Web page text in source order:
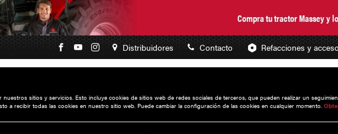
Compra tu tractor Massey y
Distribuidores Contacto Refacciones y
nuestros sitios y servicios. Esto incluye cookies de sitios web de redes sociales de terceros, que pueden realizar un
a recibir todas las cookies en nuestro sitio web. Puede cambiar la configuración de las cookies en cualquier momento.